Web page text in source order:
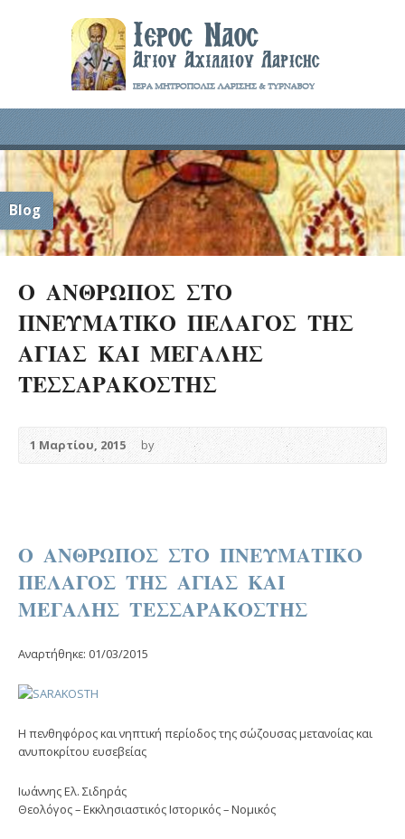
Blog
Ο ΑΝΘΡΩΠΟΣ ΣΤΟ
ΠΝΕΥΜΑΤΙΚΟ ΠΕΛΑΓΟΣ ΤΗΣ
ΑΓΙΑΣ ΚΑΙ ΜΕΓΑΛΗΣ
ΤΕΣΣΑΡΑΚΟΣΤΗΣ
1 Μαρτίου, 2015 by
Ο ΑΝΘΡΩΠΟΣ ΣΤΟ ΠΝΕΥΜΑΤΙΚΟ
ΠΕΛΑΓΟΣ ΤΗΣ ΑΓΙΑΣ ΚΑΙ
ΜΕΓΑΛΗΣ ΤΕΣΣΑΡΑΚΟΣΤΗΣ
Αναρτήθηκε: 01/03/2015
Η πενθηφόρος και νηπτική περίοδος της σώζουσας μετανοίας και
ανυποκρίτου ευσεβείας
Ιωάννης Ελ. Σιδηράς
Θεολόγος – Εκκλησιαστικός Ιστορικός – Νομικός